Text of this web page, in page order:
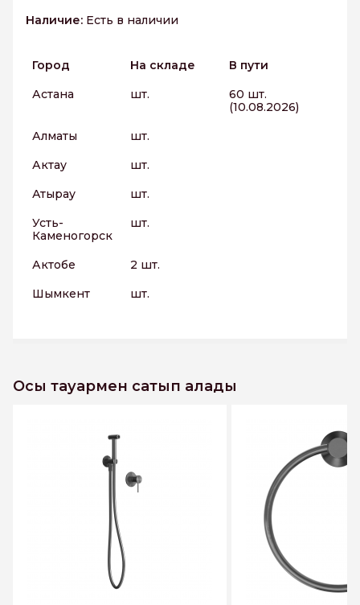
Наличие: Есть в наличии
Город На складе
В пути
Астана
шт.
60 шт.
(10.08.2026)
Алматы
шт.
Актау
шт.
Атырау
шт.
Усть-
Каменогорск
шт.
Актобе
2 шт.
Шымкент
шт.
Осы тауармен сатып алады